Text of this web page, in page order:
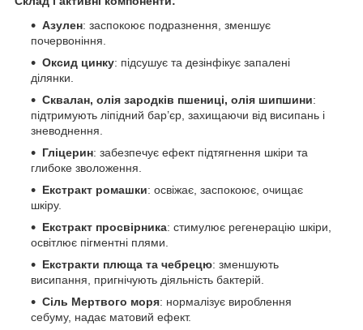
Азулен: заспокоює подразнення, зменшує
почервоніння.
Оксид цинку: підсушує та дезінфікує запалені
ділянки.
Сквалан, олія зародків пшениці, олія шипшини:
підтримують ліпідний бар’єр, захищаючи від висипань і
зневоднення.
Гліцерин: забезпечує ефект підтягнення шкіри та
глибоке зволоження.
Екстракт ромашки: освіжає, заспокоює, очищає
шкіру.
Екстракт просвірника: стимулює регенерацію шкіри,
освітлює пігментні плями.
Екстракти плюща та чебрецю: зменшують
висипання, пригнічують діяльність бактерій.
Сіль Мертвого моря: нормалізує вироблення
себуму, надає матовий ефект.